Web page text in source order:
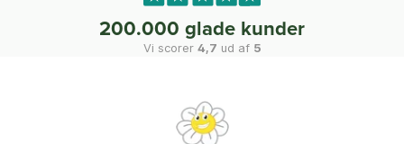
200.000 glade kunder
Vi scorer 4,7 ud af 5